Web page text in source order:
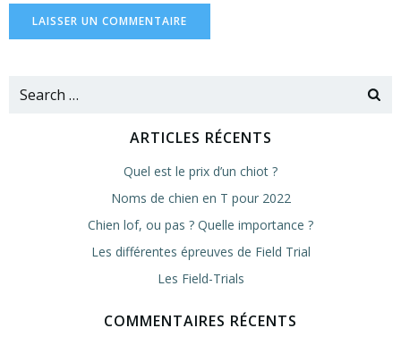
Search
ARTICLES RÉCENTS
Quel est le prix d’un chiot ?
Noms de chien en T pour 2022
Chien lof, ou pas ? Quelle importance ?
Les différentes épreuves de Field Trial
Les Field-Trials
COMMENTAIRES RÉCENTS